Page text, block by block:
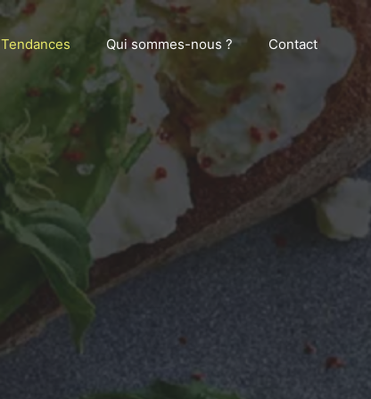
Tendances Qui sommes-nous ? Contact